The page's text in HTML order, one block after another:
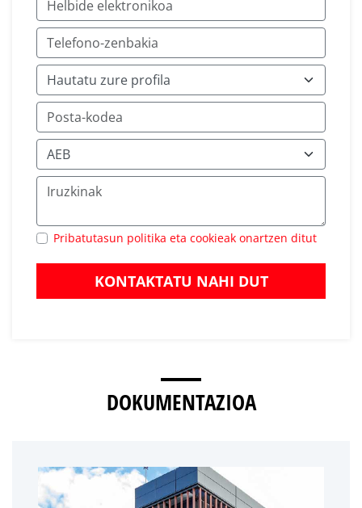
Pribatutasun politika eta cookieak onartzen ditut
KONTAKTATU NAHI DUT
DOKUMENTAZIOA